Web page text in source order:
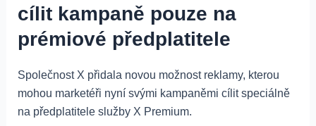
cílit kampaně pouze na
prémiové předplatitele
Společnost X přidala novou možnost reklamy, kterou
mohou marketéři nyní svými kampaněmi cílit speciálně
na předplatitele služby X Premium.